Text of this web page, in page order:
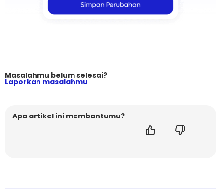
Masalahmu belum selesai?
Laporkan masalahmu
Apa artikel ini membantumu?